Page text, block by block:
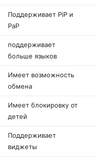
Поддерживает PiP и
PaP
поддерживает
больше языков
Имеет возможность
обмена
Имеет блокировку от
детей
Поддерживает
виджеты